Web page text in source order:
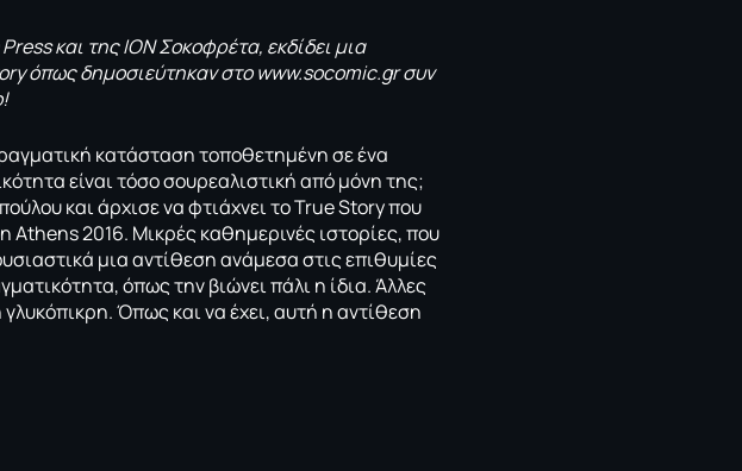
Pressκαι της ΙΟΝ Σοκοφρέτα, εκδίδει μια
όπως δημοσιεύτηκαν στοwww.socomic.grσυν
κατάσταση τοποθετημένη σε ένα
είναι τόσο σουρεαλιστική από μόνη της;
και άρχισε να φτιάχνει το True Story που
Athens 2016. Μικρές καθημερινές ιστορίες, που
μια αντίθεση ανάμεσα στις επιθυμίες
όπως την βιώνει πάλι η ίδια. Άλλες
Όπως και να έχει, αυτή η αντίθεση